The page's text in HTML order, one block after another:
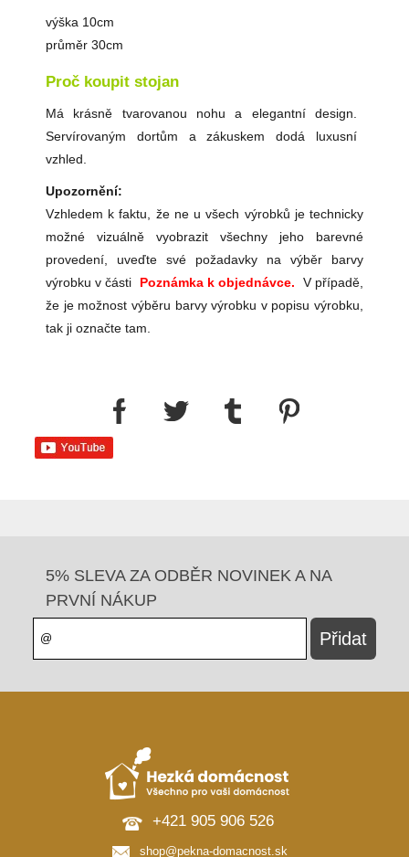
výška 10cm
průměr 30cm
Proč koupit stojan
Má krásně tvarovanou nohu a elegantní design.
Servírovaným dortům a zákuskem dodá luxusní
vzhled.
Upozornění:
Vzhledem k faktu, že ne u všech výrobků je technicky
možné vizuálně vyobrazit všechny jeho barevné
provedení, uveďte své požadavky na výběr barvy
výrobku v části Poznámka k objednávce.
V případě,
že je možnost výběru barvy výrobku v popisu výrobku,
tak ji označte tam.
5% SLEVA ZA ODBĚR NOVINEK A NA
PRVNÍ NÁKUP
+421 905 906 526
shop@pekna-domacnost.sk